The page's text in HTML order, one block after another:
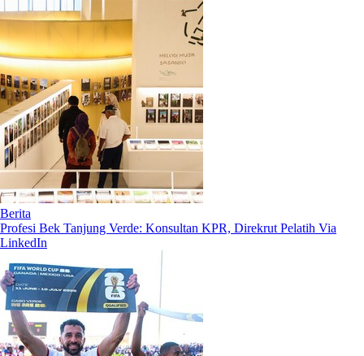
Berita
Profesi Bek Tanjung Verde: Konsultan KPR, Direkrut Pelatih Via
LinkedIn